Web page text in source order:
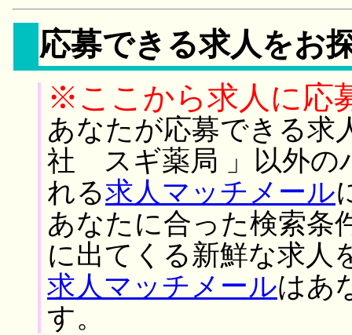
応募できる求人をお
※ここから求人に応
あなたが応募できる求
社 スギ薬局 」以外の
れる求人マッチメール
あなたに合った検索条
に出てくる新鮮な求人
求人マッチメールはあ
す。